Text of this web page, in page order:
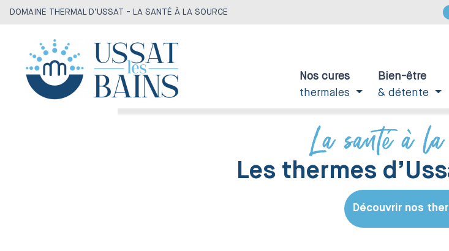
DOMAINE THERMAL D’USSAT - LA SANTÉ À LA SOURCE
Nos cures
thermales
Bien-être
& détente
La santé à
Les thermes
Découvrir nos